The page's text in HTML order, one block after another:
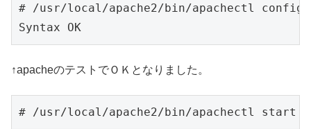
# /usr/local/apache2/bin/apachectl
Syntax OK
↑apacheのテストでＯＫとなりました。
# /usr/local/apache2/bin/apachectl start